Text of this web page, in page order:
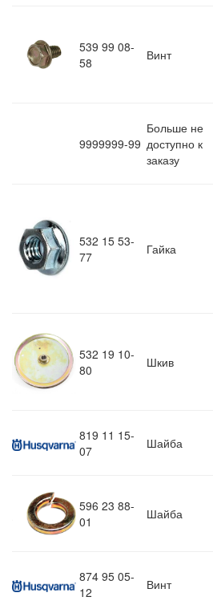
539 99 08-
58
Винт
9999999-99
Больше не
доступно к
заказу
532 15 53-
77
Гайка
532 19 10-
80
Шкив
819 11 15-
07
Шайба
596 23 88-
01
Шайба
874 95 05-
12
Винт